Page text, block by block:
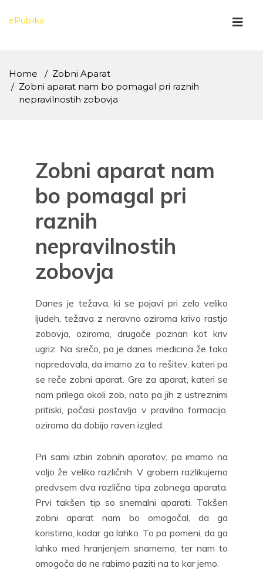
ePublika
Home
Zobni Aparat
Zobni aparat nam bo pomagal pri raznih
nepravilnostih zobovja
Zobni aparat nam
bo pomagal pri
raznih
nepravilnostih
zobovja
Danes je težava, ki se pojavi pri zelo veliko
ljudeh, težava z neravno oziroma krivo rastjo
zobovja, oziroma, drugače poznan kot kriv
ugriz. Na srečo, pa je danes medicina že tako
napredovala, da imamo za to rešitev, kateri pa
se reče zobni aparat. Gre za aparat, kateri se
nam prilega okoli zob, nato pa jih z ustreznimi
pritiski, počasi postavlja v pravilno formacijo,
oziroma da dobijo raven izgled.
Pri sami izbiri zobnih aparatov, pa imamo na
voljo že veliko različnih. V grobem razlikujemo
predvsem dva različna tipa zobnega aparata.
Prvi takšen tip so snemalni aparati. Takšen
zobni aparat nam bo omogočal, da ga
koristimo, kadar ga lahko. To pa pomeni, da ga
lahko med hranjenjem snamemo, ter nam to
omogoča da ne rabimo paziti na to kar jemo.